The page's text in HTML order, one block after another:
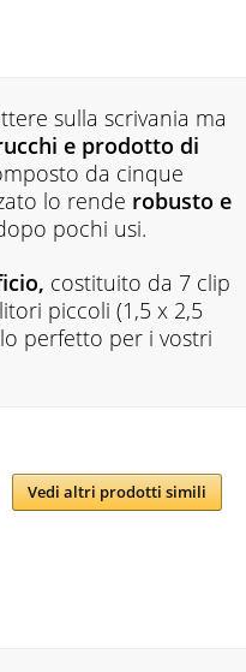
sulla scrivania ma
e prodotto di
da cinque
lo rende robusto e
pochi usi.
costituito da 7 clip
piccoli (1,5 x 2,5
perfetto per i vostri
Vedi altri prodotti simili